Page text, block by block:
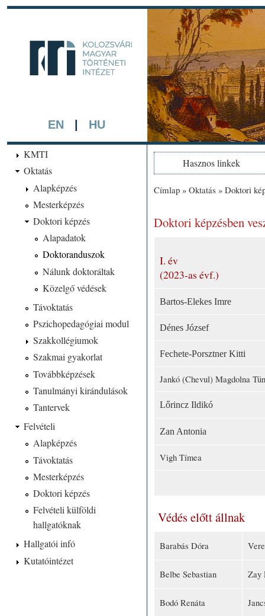
EN HU
A háttérben részlet a
készített színezett
KMTI
Oktatás
Alapképzés
Mesterképzés
Doktori képzés
Alapadatok
Doktoranduszok
Nálunk doktoráltak
Közelgő védések
Távoktatás
Pszichopedagógiai modul
Szakkollégiumok
Szakmai gyakorlat
Továbbképzések
Tanulmányi kirándulások
Tantervek
Felvételi
Alapképzés
Távoktatás
Mesterképzés
Doktori képzés
Felvételi külföldi
hallgatóknak
Hallgatói infó
Kutatóintézet
Hasznos linkek
Címlap »Oktatás »Doktori
Doktori képzésben
I. év
(2023-as évf.)
Bartos-Elekes Imre
Dénes József
Fechete-Porsztner Kitti
Jankó (Chevul) Magdolna
Lőrincz Ildikó
Zan Antonia
Vigh Tímea
Védés előtt állnak
Barabás Dóra
Belbe Sebastian Zay
Bodó Renáta